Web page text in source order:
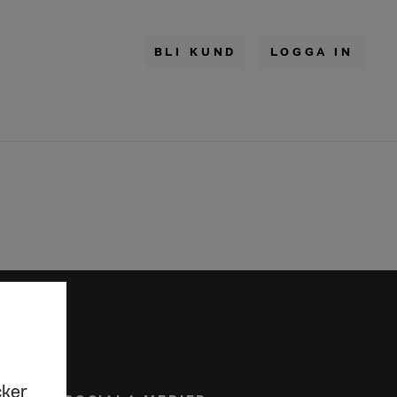
BLI KUND LOGGA IN